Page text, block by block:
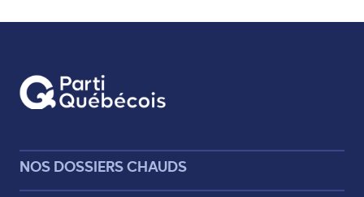
NOS DOSSIERS CHAUDS